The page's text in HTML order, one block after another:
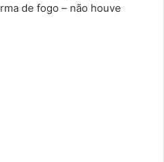
de fogo – não houve